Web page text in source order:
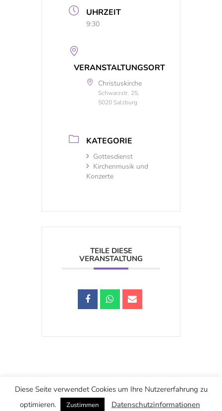
UHRZEIT
9:30
VERANSTALTUNGSORT
Christuskirche
Schwarzstr. 25,
5020 Salzburg
KATEGORIE
Gottesdienst
Kirchenmusik und
Konzerte
TEILE DIESE
VERANSTALTUNG
Schwarzstraße 25, 5020 Salzburg
office@christuskirche.at
+43 662 874445
Diese Seite verwendet Cookies um Ihre Nutzererfahrung zu
optimieren.
Zustimmen Datenschutzinformationen